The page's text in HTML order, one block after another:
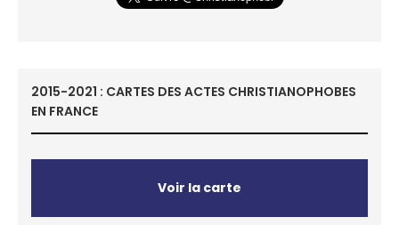
2015-2021 : CARTES DES ACTES CHRISTIANOPHOBES
EN FRANCE
Voir la carte